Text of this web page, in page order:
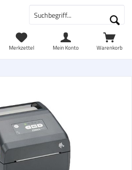
Warenkorb
Merkzettel Mein Konto